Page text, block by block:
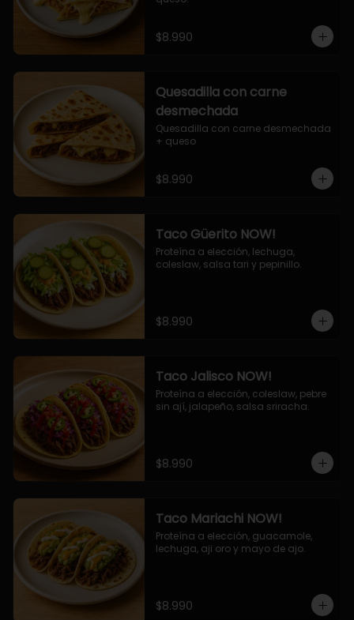
$8.990
Quesadilla con carne
desmechada
Quesadilla con carne desmechada
+ queso
$8.990
Taco Güerito NOW!
Proteína a elección, lechuga,
coleslaw, salsa tari y pepinillo.
$8.990
Taco Jalisco NOW!
Proteína a elección, coleslaw, pebre
sin ají, jalapeño, salsa sriracha.
$8.990
Taco Mariachi NOW!
Proteína a elección, guacamole,
lechuga, aji oro y mayo de ajo.
$8.990